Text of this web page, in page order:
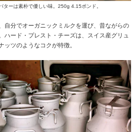
ターは素朴で優しい味。250g 4.15ポンド。
自分でオーガニックミルクを運び、昔ながらの
ハード・プレスト・チーズは、スイス産グリュ
ッツのようなコクが特徴。